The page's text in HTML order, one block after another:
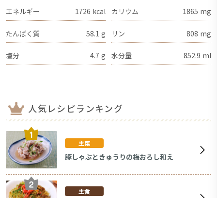
エネルギー 1726 kcal カリウム 1865 mg
たんぱく質 58.1 g リン 808 mg
塩分 4.7 g 水分量 852.9 ml
人気レシピランキング
主菜
豚しゃぶときゅうりの梅おろし和え
主食